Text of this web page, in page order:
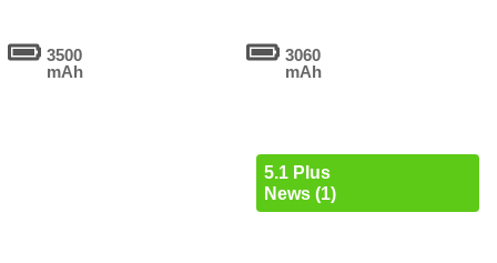
3500
mAh
3060
mAh
5.1 Plus
News (1)